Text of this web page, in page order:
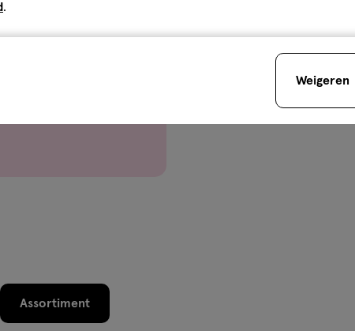
huidverzorging goed
zijn
dermatologen
Assortiment
.
Weigeren